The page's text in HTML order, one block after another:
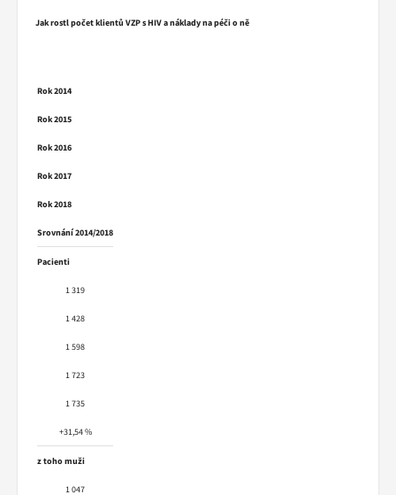
Jak rostl počet klientů VZP s HIV a náklady na péči o ně
Rok 2014
Rok 2015
Rok 2016
Rok 2017
Rok 2018
Srovnání 2014/2018
Pacienti
1 319
1 428
1 598
1 723
1 735
+31,54 %
z toho muži
1 047